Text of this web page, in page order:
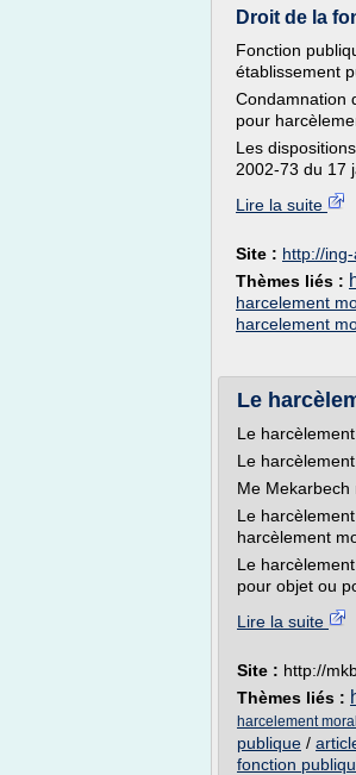
Droit de la
Fonction
établissement
Condamnation
pour
Les
2002-73 du 17
Lire la suite
Site : http://
Thèmes liés :
harcelement
harcelement
Le
Le
Le
Me Mekarbech
Le
harcèlement
Le
pour objet ou
Lire la suite
Site : http://
Thèmes liés :
harcelement
publique /
fonction